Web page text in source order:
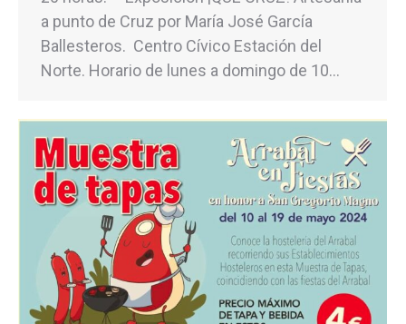
a punto de Cruz por María José García
Ballesteros. Centro Cívico Estación del
Norte. Horario de lunes a domingo de 10…